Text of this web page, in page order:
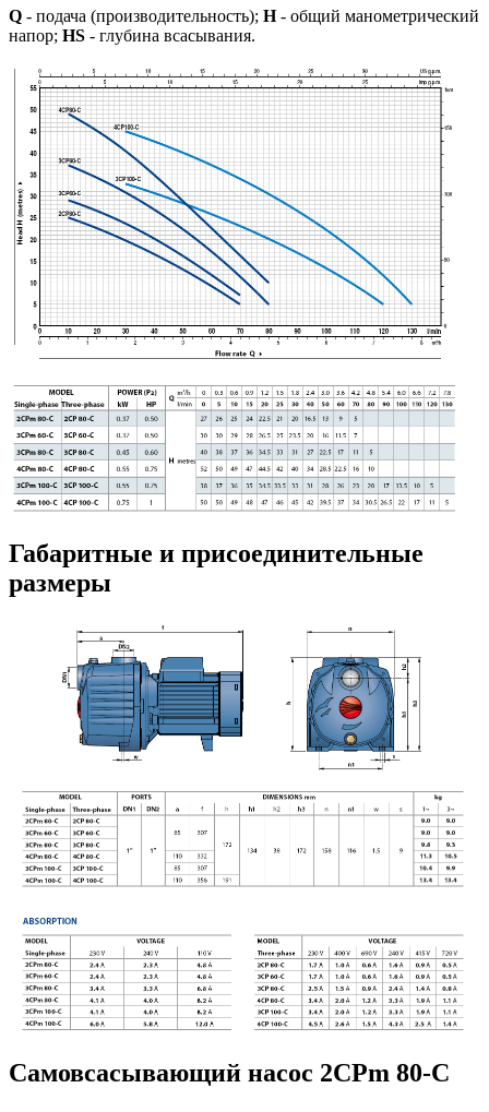
Q - подача (производительность); H- общий манометрический
напор; HS - глубина всасывания.
Габаритные и присоединительные
размеры
Самовсасывающий насос 2CPm 80-C